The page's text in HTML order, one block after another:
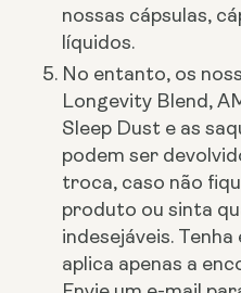
nossas cápsulas,
líquidos.
No entanto, os
Longevity Blend,
Sleep Dust e as
podem ser
troca, caso não
produto ou sinta
indesejáveis.
aplica apenas a